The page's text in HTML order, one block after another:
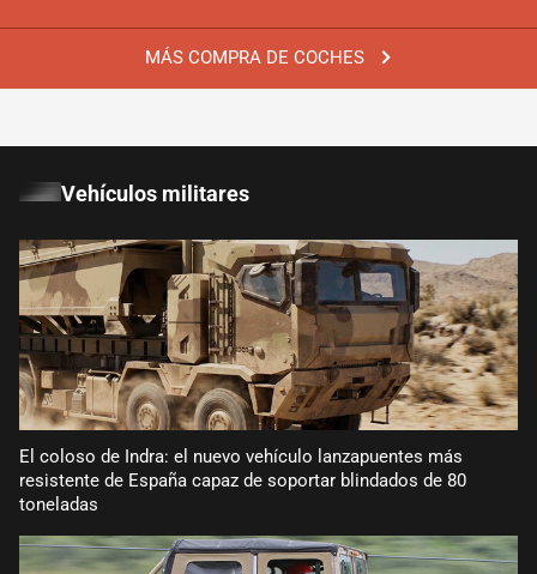
MÁS COMPRA DE COCHES
Vehículos militares
El coloso de Indra: el nuevo vehículo lanzapuentes más
resistente de España capaz de soportar blindados de 80
toneladas